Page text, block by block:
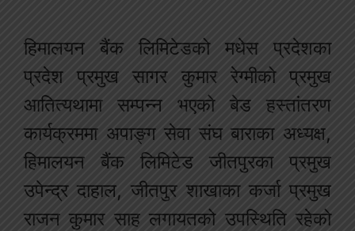
हिमालयन बैंक लिमिटेडको मधेस प्रदेशका
प्रदेश प्रमुख सागर कुमार रेग्मीको प्रमुख
आतित्यथामा सम्पन्न भएको बेड हस्तांतरण
कार्यक्रममा अपाङ्ग सेवा संघ बाराका अध्यक्ष,
हिमालयन बैंक लिमिटेड जीतपुरका प्रमुख
उपेन्द्र दाहाल, जीतपुर शाखाका कर्जा प्रमुख
राजन कुमार साह लगायतको उपस्थिति रहेको